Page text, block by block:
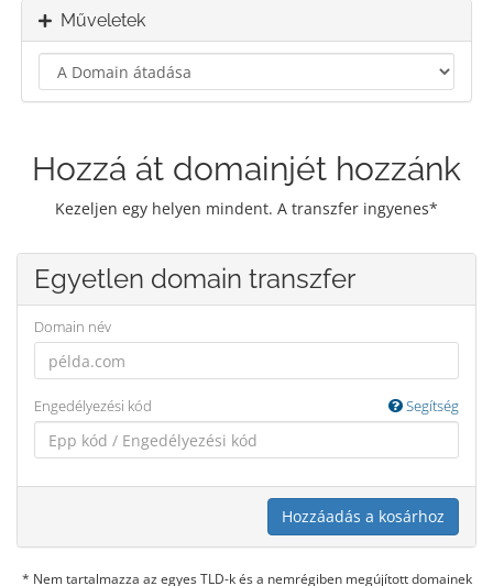
Műveletek
Hozzá át domainjét hozzánk
Kezeljen egy helyen mindent. A transzfer ingyenes*
Egyetlen domain transzfer
Domain név
Engedélyezési kód Segítség
Hozzáadás a kosárhoz
* Nem tartalmazza az egyes TLD-k és a nemrégiben megújított domainek